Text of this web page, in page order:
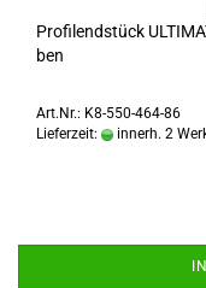
Pro­fi­lend­stück
ben
Art.Nr.: K8-550-464-86
Lieferzeit:
innerh. 2